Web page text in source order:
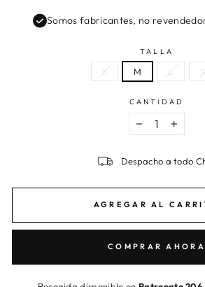
Somos fabricantes, no
TALLA
S M L
CANTIDAD
+
Despacho a todo
AGREGAR AL
COMPRAR AHORA